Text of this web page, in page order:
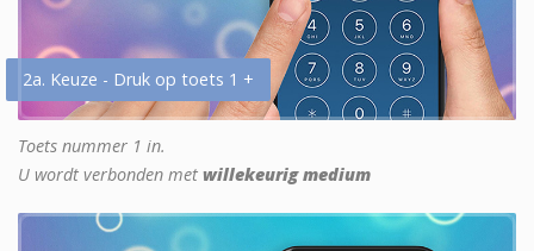
2a. Keuze - Druk op toets 1 +
Toets nummer 1 in.
U wordt verbonden met willekeurig medium